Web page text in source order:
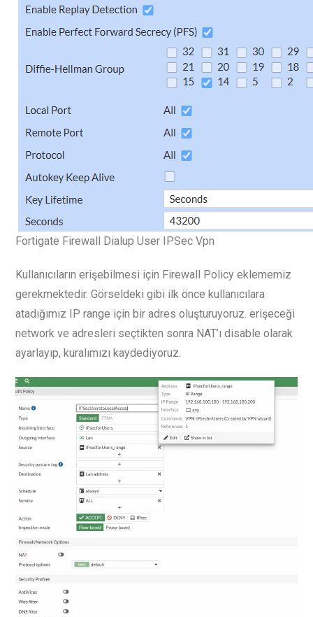
Fortigate Firewall Dialup User IPSec Vpn
Kullanıcıların erişebilmesi için Firewall Policy eklememiz
gerekmektedir. Görseldeki gibi ilk önce kullanıcılara
atadığımız IP range için bir adres oluşturuyoruz. erişeceği
network ve adresleri seçtikten sonra NAT’ı disable olarak
ayarlayıp, kuralımızı kaydediyoruz.